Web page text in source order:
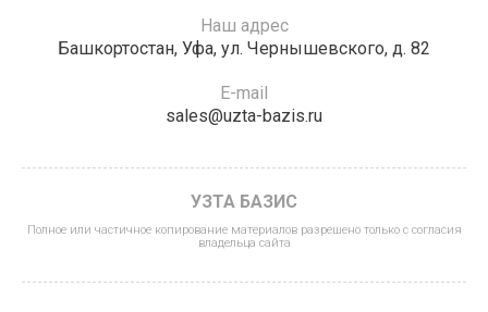
Наш адрес
Башкортостан, Уфа, ул. Чернышевского, д. 82
E-mail
sales@uzta-bazis.ru
УЗТА БАЗИС
Полное или частичное копирование материалов разрешено только с согласия
владельца сайта